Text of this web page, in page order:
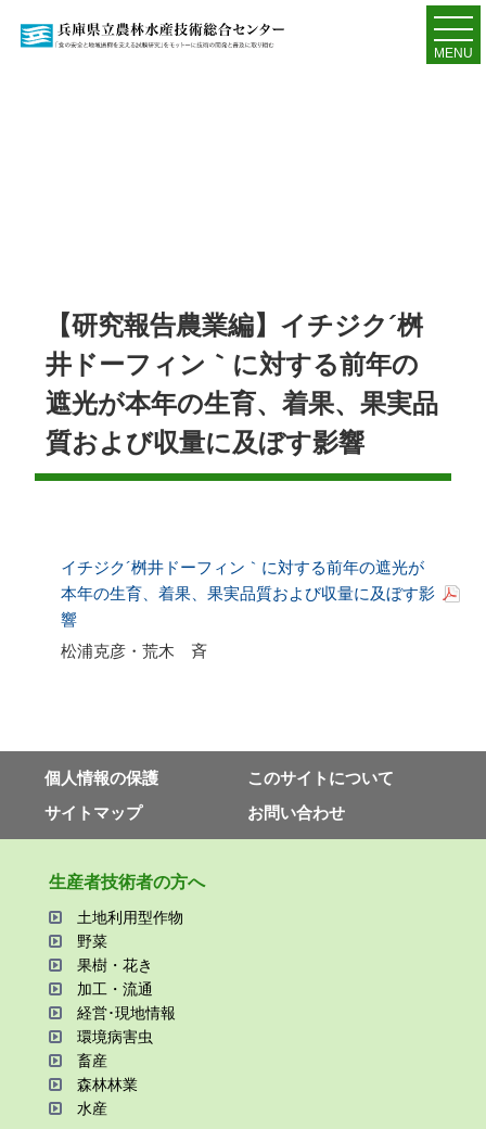
MENU
【研究報告農業編】イチジク´桝
井ドーフィン｀に対する前年の
遮光が本年の生育、着果、果実品
質および収量に及ぼす影響
イチジク´桝井ドーフィン｀に対する前年の遮光が
本年の生育、着果、果実品質および収量に及ぼす影
響
松浦克彦・荒木 斉
個⼈情報の保護
このサイトについて
サイトマップ
お問い合わせ
⽣産者技術者の⽅へ
⼟地利⽤型作物
野菜
果樹・花き
加⼯・流通
経営･現地情報
環境病害⾍
畜産
森林林業
⽔産